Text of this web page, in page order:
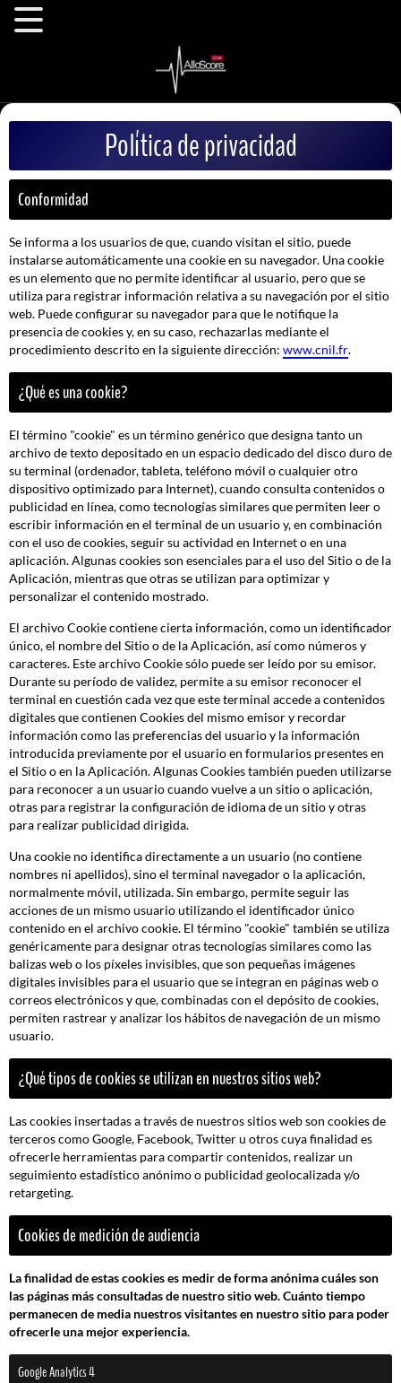
Política de privacidad
Conformidad
Se informa a los usuarios de que, cuando visitan el sitio, puede
instalarse automáticamente una cookie en su navegador. Una cookie
es un elemento que no permite identificar al usuario, pero que se
utiliza para registrar información relativa a su navegación por el sitio
web. Puede configurar su navegador para que le notifique la
presencia de cookies y, en su caso, rechazarlas mediante el
procedimiento descrito en la siguiente dirección: www.cnil.fr.
¿Qué es una cookie?
El término "cookie" es un término genérico que designa tanto un
archivo de texto depositado en un espacio dedicado del disco duro de
su terminal (ordenador, tableta, teléfono móvil o cualquier otro
dispositivo optimizado para Internet), cuando consulta contenidos o
publicidad en línea, como tecnologías similares que permiten leer o
escribir información en el terminal de un usuario y, en combinación
con el uso de cookies, seguir su actividad en Internet o en una
aplicación. Algunas cookies son esenciales para el uso del Sitio o de la
Aplicación, mientras que otras se utilizan para optimizar y
personalizar el contenido mostrado.
El archivo Cookie contiene cierta información, como un identificador
único, el nombre del Sitio o de la Aplicación, así como números y
caracteres. Este archivo Cookie sólo puede ser leído por su emisor.
Durante su período de validez, permite a su emisor reconocer el
terminal en cuestión cada vez que este terminal accede a contenidos
digitales que contienen Cookies del mismo emisor y recordar
información como las preferencias del usuario y la información
introducida previamente por el usuario en formularios presentes en
el Sitio o en la Aplicación. Algunas Cookies también pueden utilizarse
para reconocer a un usuario cuando vuelve a un sitio o aplicación,
otras para registrar la configuración de idioma de un sitio y otras
para realizar publicidad dirigida.
Una cookie no identifica directamente a un usuario (no contiene
nombres ni apellidos), sino el terminal navegador o la aplicación,
normalmente móvil, utilizada. Sin embargo, permite seguir las
acciones de un mismo usuario utilizando el identificador único
contenido en el archivo cookie. El término "cookie" también se utiliza
genéricamente para designar otras tecnologías similares como las
balizas web o los píxeles invisibles, que son pequeñas imágenes
digitales invisibles para el usuario que se integran en páginas web o
correos electrónicos y que, combinadas con el depósito de cookies,
permiten rastrear y analizar los hábitos de navegación de un mismo
usuario.
¿Qué tipos de cookies se utilizan en nuestros sitios web?
Las cookies insertadas a través de nuestros sitios web son cookies de
terceros como Google, Facebook, Twitter u otros cuya finalidad es
ofrecerle herramientas para compartir contenidos, realizar un
seguimiento estadístico anónimo o publicidad geolocalizada y/o
retargeting.
Cookies de medición de audiencia
La finalidad de estas cookies es medir de forma anónima cuáles son
las páginas más consultadas de nuestro sitio web. Cuánto tiempo
permanecen de media nuestros visitantes en nuestro sitio para poder
ofrecerle una mejor experiencia.
Google Analytics 4